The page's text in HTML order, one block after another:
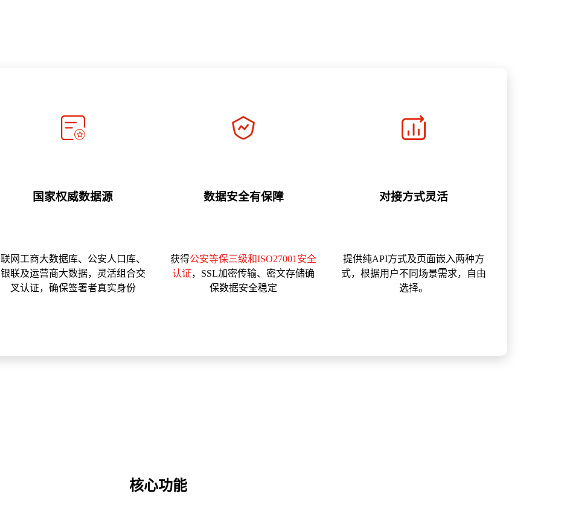
国家权威数据源
联网工商大数据库、公安人口库、
银联及运营商大数据，灵活组合交
叉认证，确保签署者真实身份
数据安全有保障
获得公安等保三级和ISO27001安全
认证，SSL加密传输、密文存储确
保数据安全稳定
对接方式灵活
提供纯API方式及页面嵌入两种方
式，根据用户不同场景需求，自由
选择。
核心功能